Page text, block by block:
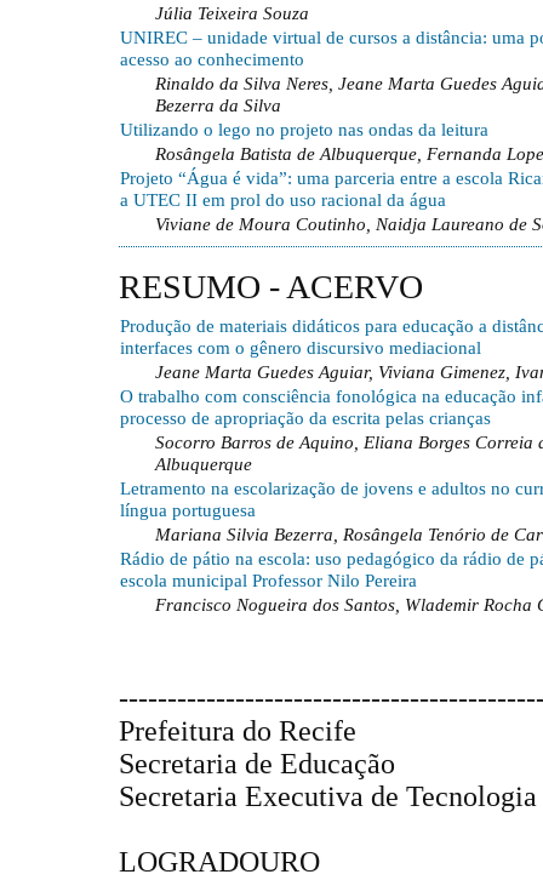
Júlia Teixeira Souza
UNIREC – unidade virtual de cursos a distância: uma
acesso ao conhecimento
Rinaldo da Silva Neres, Jeane Marta Guedes
Bezerra da Silva
Utilizando o lego no projeto nas ondas da leitura
Rosângela Batista de Albuquerque, Fernanda
Projeto “Água é vida”: uma parceria entre a escola
a UTEC II em prol do uso racional da água
Viviane de Moura Coutinho, Naidja Laureano de
RESUMO - ACERVO
Produção de materiais didáticos para educação a
interfaces com o gênero discursivo mediacional
Jeane Marta Guedes Aguiar, Viviana Gimenez,
O trabalho com consciência fonológica na educação
processo de apropriação da escrita pelas crianças
Socorro Barros de Aquino, Eliana Borges Correia
Albuquerque
Letramento na escolarização de jovens e adultos no
língua portuguesa
Mariana Silvia Bezerra, Rosângela Tenório de
Rádio de pátio na escola: uso pedagógico da rádio de
escola municipal Professor Nilo Pereira
Francisco Nogueira dos Santos, Wlademir Rocha
Prefeitura do Recife
Secretaria de Educação
Secretaria Executiva de Tecnologia
LOGRADOURO